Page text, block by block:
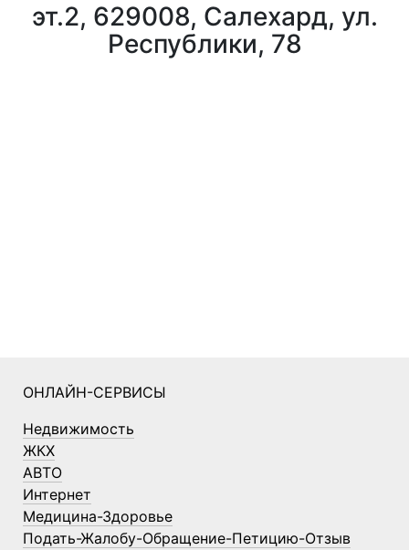
эт.2, 629008, Салехард, ул.
Республики, 78
ОНЛАЙН-СЕРВИСЫ
Недвижимость
ЖКХ
АВТО
Интернет
Медицина-Здоровье
Подать-Жалобу-Обращение-Петицию-Отзыв